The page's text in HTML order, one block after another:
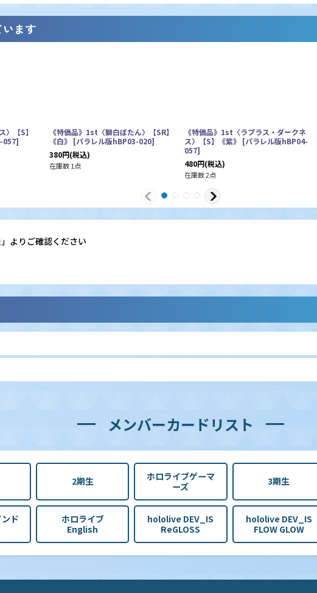
ます
【S】
057]
《特価品》1st〈獅白ぼたん〉【SR】
《白》 [パラレル版hBP03-020]
380円(税込)
在庫数 1点
《特価品》1st〈ラプラス・ダークネ
ス〉【S】《紫》 [パラレル版hBP04-
057]
480円(税込)
在庫数 2点
よりご確認ください
メンバーカードリスト
2期生
ホロライブゲーマ
ーズ
3期生
ド
ホロライブ
English
hololive DEV_IS
ReGLOSS
hololive DEV_IS
FLOW GLOW